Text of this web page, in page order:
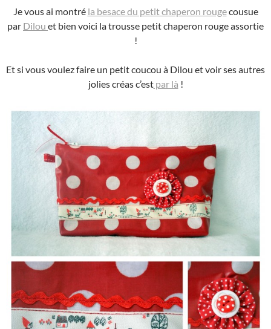
Je vous ai montré la besace du petit chaperon rougecousue
par Dilou et bien voici la trousse petit chaperon rouge assortie
!
Et si vous voulez faire un petit coucou à Dilou et voir ses autres
jolies créas c’estpar là !